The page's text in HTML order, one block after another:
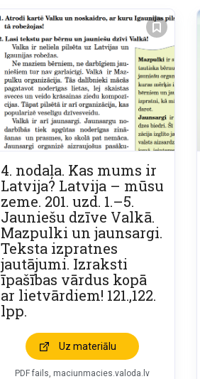
4. nodaļa. Kas mums ir
Latvija? Latvija – mūsu
zeme. 201. uzd. 1.–5.
Jauniešu dzīve Valkā.
Mazpulki un jaunsargi.
Teksta izpratnes
jautājumi. Izraksti
īpašības vārdus kopā
ar lietvārdiem! 121.,122.
lpp.
Uz materiālu
PDF fails, maciunmacies.valoda.lv